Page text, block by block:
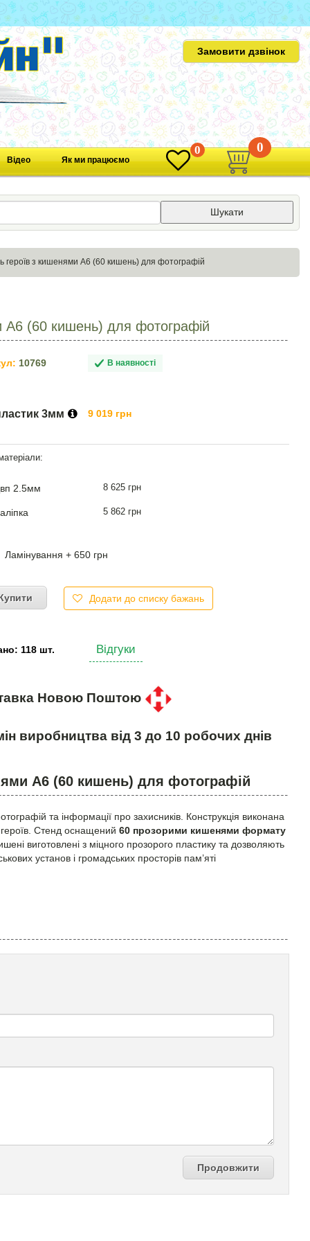
Замовити дзвінок
Відео Як ми працюємо
0 0
Шукати
з кишенями A6 (60 кишень) для фотографій
(60 кишень) для фотографій
10769 В наявності
3мм 9 019 грн
2.5мм 8 625 грн
5 862 грн
Ламінування + 650 грн
Додати до списку бажань
118 шт. Відгуки
Новою Поштою
виробництва від 3 до 10 робочих днів
A6 (60 кишень) для фотографій
та інформації про захисників. Конструкція виконана
Стенд оснащений 60 прозорими кишенями формату
виготовлені з міцного прозорого пластику та дозволяють
установ і громадських просторів пам’яті
Продовжити